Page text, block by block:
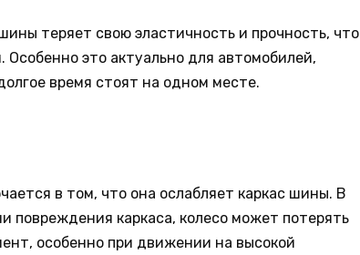
теряет свою эластичность и прочность, что
это актуально для автомобилей,
время стоят на одном месте.
в том, что она ослабляет каркас шины. В
повреждения каркаса, колесо может потерять
особенно при движении на высокой